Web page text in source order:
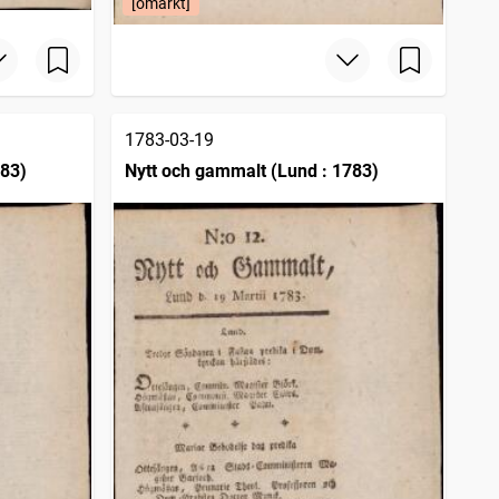
[omärkt]
1783-03-19
Nytt och gammalt (Lund : 1783)